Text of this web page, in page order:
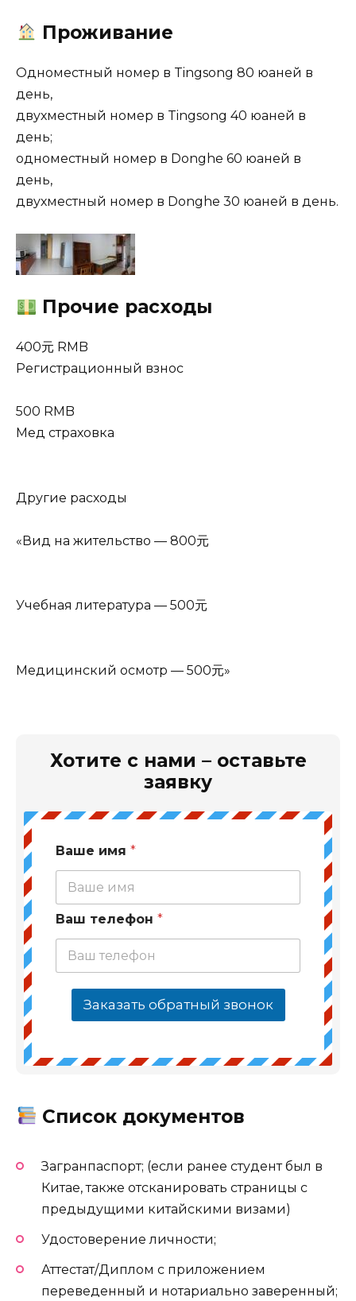
Проживание
Одноместный номер в Tingsong 80 юаней в
день,
двухместный номер в Tingsong 40 юаней в
день;
одноместный номер в Donghe 60 юаней в
день,
двухместный номер в Donghe 30 юаней в день.
Прочие расходы
400元 RMB
Регистрационный взнос
500 RMB
Мед страховка
Другие расходы
«Вид на жительство — 800元
Учебная литература — 500元
Медицинский осмотр — 500元»
Хотите с нами – оставьте
заявку
Ваше имя *
Ваш телефон *
Заказать обратный звонок
Список документов
Загранпаспорт; (если ранее студент был в
Китае, также отсканировать страницы с
предыдущими китайскими визами)
Удостоверение личности;
Аттестат/Диплом с приложением
переведенный и нотариально заверенный;